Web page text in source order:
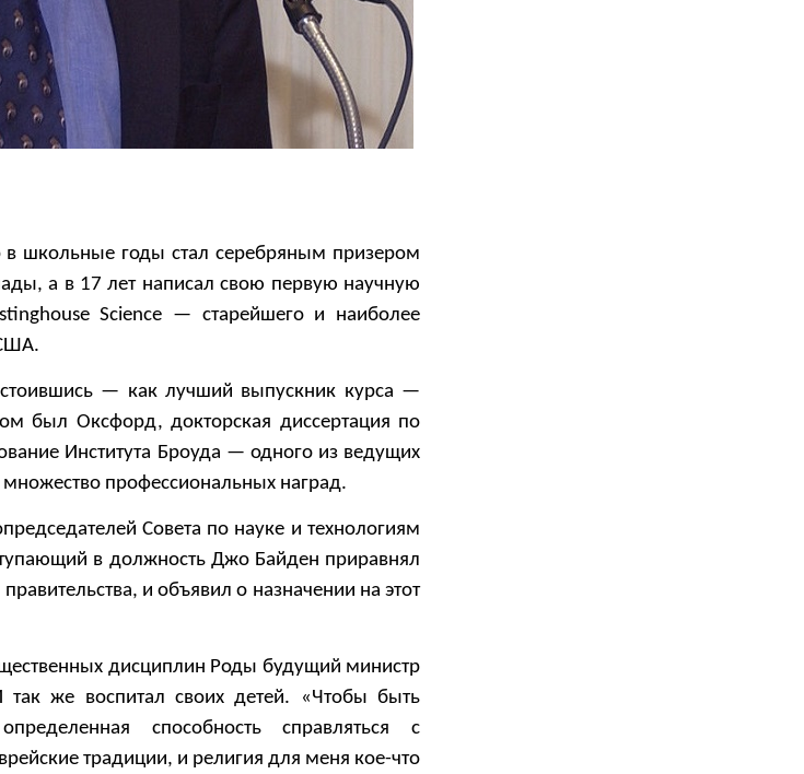
школьные годы стал серебряным призером
а в 17 лет написал свою первую научную
Science — старейшего и наиболее
— как лучший выпускник курса —
был Оксфорд, докторская диссертация по
Института Броуда — одного из ведущих
профессиональных наград.
Совета по науке и технологиям
в должность Джо Байден приравнял
и объявил о назначении на этот
дисциплин Роды будущий министр
же воспитал своих детей. «Чтобы быть
способность справляться с
традиции, и религия для меня кое-что